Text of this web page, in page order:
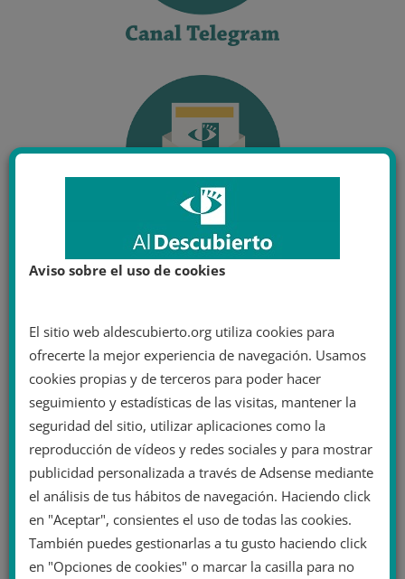
Aviso sobre el uso de cookies
El sitio web aldescubierto.org utiliza cookies para
ofrecerte la mejor experiencia de navegación. Usamos
cookies propias y de terceros para poder hacer
seguimiento y estadísticas de las visitas, mantener la
seguridad del sitio, utilizar aplicaciones como la
reproducción de vídeos y redes sociales y para mostrar
publicidad personalizada a través de Adsense mediante
el análisis de tus hábitos de navegación. Haciendo click
en "Aceptar", consientes el uso de todas las cookies.
También puedes gestionarlas a tu gusto haciendo click
en "Opciones de cookies" o marcar la casilla para no